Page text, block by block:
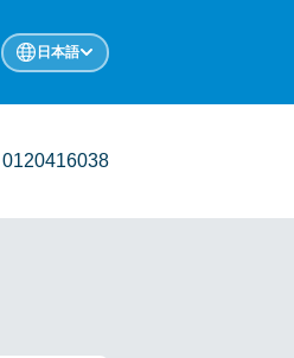
日本語
0120416038